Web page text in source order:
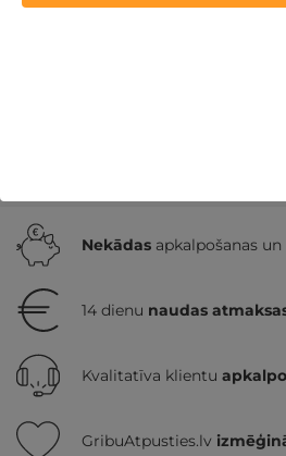
Nekādas apkalpošanas
14 dienu naudas
Kvalitatīva klientu
GribuAtpusties.lv